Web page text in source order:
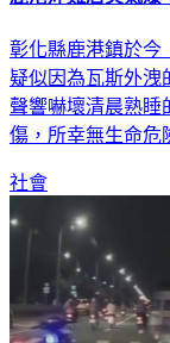
彰化縣鹿港鎮於今
疑似因為瓦斯外洩
聲響嚇壞清晨熟睡